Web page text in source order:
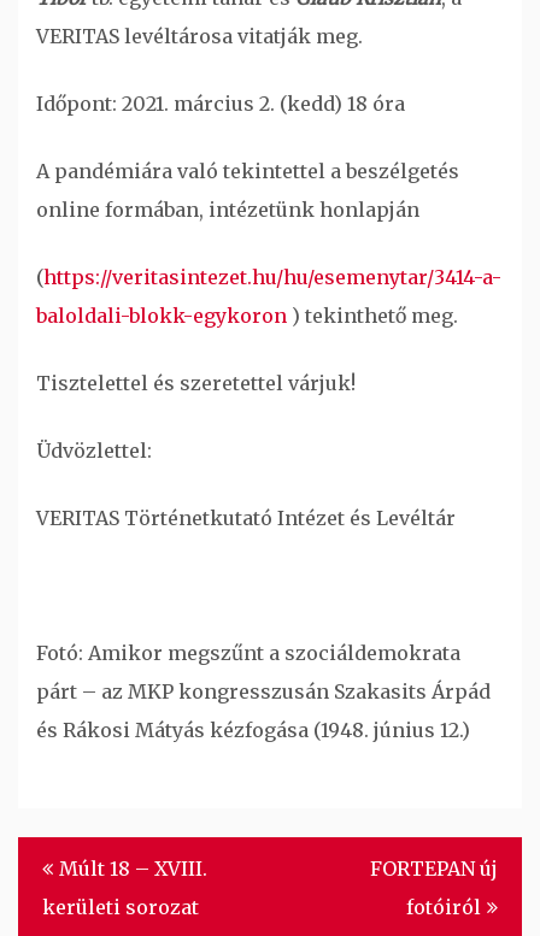
VERITAS levéltárosa vitatják meg.
Időpont: 2021. március 2. (kedd) 18 óra
A pandémiára való tekintettel a beszélgetés
online formában, intézetünk honlapján
(https://veritasintezet.hu/hu/esemenytar/3414-a-
baloldali-blokk-egykoron ) tekinthető meg.
Tisztelettel és szeretettel várjuk!
Üdvözlettel:
VERITAS Történetkutató Intézet és Levéltár
Fotó: Amikor megszűnt a szociáldemokrata
párt – az MKP kongresszusán Szakasits Árpád
és Rákosi Mátyás kézfogása (1948. június 12.)
Bejegyzés
navigáció
Múlt 18 – XVIII.
kerületi sorozat
FORTEPAN új
fotóiról